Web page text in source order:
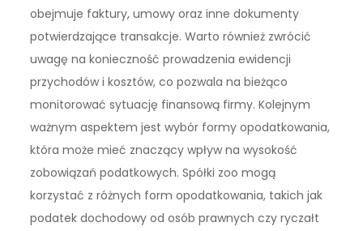
obejmuje faktury, umowy oraz inne dokumenty
potwierdzające transakcje. Warto również zwrócić
uwagę na konieczność prowadzenia ewidencji
przychodów i kosztów, co pozwala na bieżąco
monitorować sytuację finansową firmy. Kolejnym
ważnym aspektem jest wybór formy opodatkowania,
która może mieć znaczący wpływ na wysokość
zobowiązań podatkowych. Spółki zoo mogą
korzystać z różnych form opodatkowania, takich jak
podatek dochodowy od osób prawnych czy ryczałt